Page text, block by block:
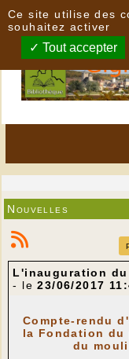
Nouvelles
L'inauguration du
- le23/06/2017
Compte-rendu
la Fondation
du
Ce site utilise des
souhaitez activer
Tout accepter